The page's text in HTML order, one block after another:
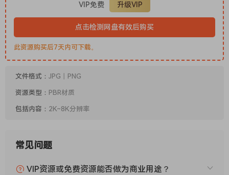
VIP免费 升级VIP
点击检测网盘有效后购买
此资源购买后7天内可下载。
文件格式： JPG丨PNG
资源类型： PBR材质
包括内容： 2K~8K分辨率
常见问题
VIP资源或免费资源能否做为商业用途？